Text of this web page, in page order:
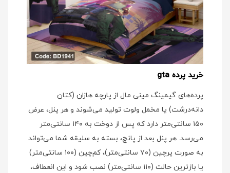
خرید پرده gta
پرده‌های گیمینگ مینی‌ مال از پارچه هازان (کتان
دانه‌درشت) یا مخمل ولوت تولید می‌شوند و هر پنل، عرض
۱۵۰ سانتی‌متر دارد که پس از دوخت به ۱۴۰ سانتی‌متر
می‌رسد. هر پنل بعد از پانچ، بسته به سلیقه شما می‌تواند
به صورت پرچین (۷۰ سانتی‌متر)، کم‌چین (۱۰۰ سانتی‌متر)
یا بازترین حالت (۱۱۰ سانتی‌متر) نصب شود و این انعطاف،